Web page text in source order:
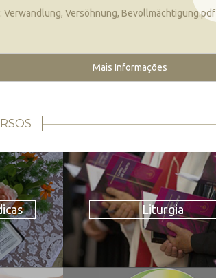
Verwandlung, Versöhnung, Bevollmächtigung.pdf
Mais Informações
Liturgia